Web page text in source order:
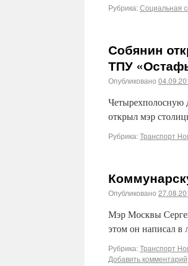
Рубрика:Социальная
Собянин
ТПУ
Опубликовано
Четырехполосную
открыл мэр
Рубрика:Транспорт
Опубликовано
Мэр Москвы
этом он написал в
Рубрика:Транспорт
Добавить комментарий